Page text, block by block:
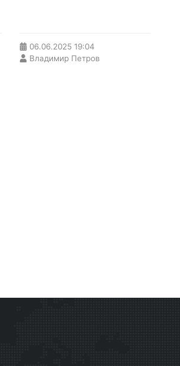
06.06.2025 19:04
Владимир Петров